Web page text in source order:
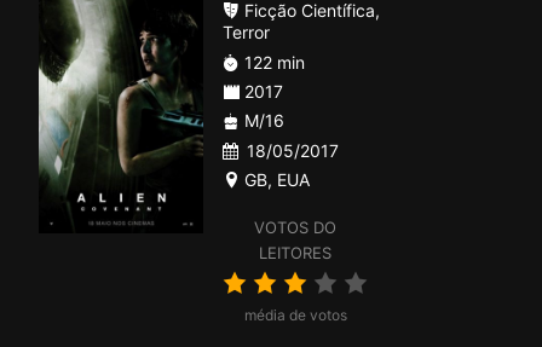
VOTOS DO
LEITORES
média de votos
Ficção Científica,
Terror
122 min
2017
M/16
18/05/2017
GB, EUA